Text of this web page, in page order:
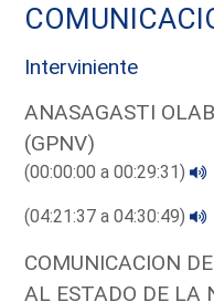
Interviniente
ANASAGASTI
(GPNV)
(00:00:00 a 00:29:31)
(04:21:37 a 04:30:49)
COMUNICACION
AL ESTADO DE LA